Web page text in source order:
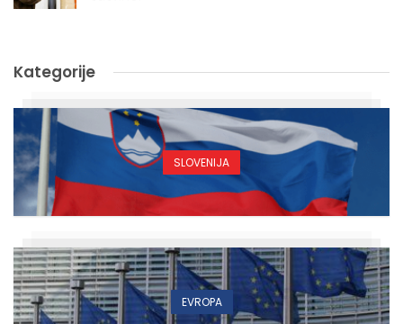
Kategorije
SLOVENIJA
EVROPA